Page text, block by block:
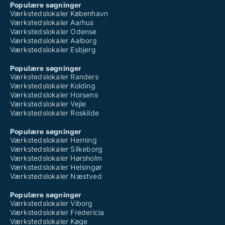
Populære søgninger
Værkstedslokaler København
Værkstedslokaler Aarhus
Værkstedslokaler Odense
Værkstedslokaler Aalborg
Værkstedslokaler Esbjerg
Populære søgninger
Værkstedslokaler Randers
Værkstedslokaler Kolding
Værkstedslokaler Horsens
Værkstedslokaler Vejle
Værkstedslokaler Roskilde
Populære søgninger
Værkstedslokaler Herning
Værkstedslokaler Silkeborg
Værkstedslokaler Hørsholm
Værkstedslokaler Helsingør
Værkstedslokaler Næstved
Populære søgninger
Værkstedslokaler Viborg
Værkstedslokaler Fredericia
Værkstedslokaler Køge